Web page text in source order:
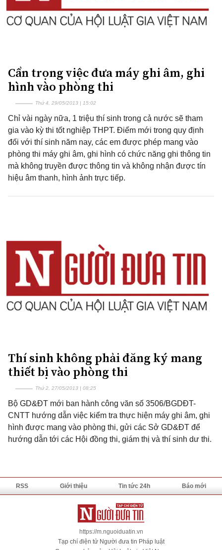
Cẩn trọng việc đưa máy ghi âm, ghi
hình vào phòng thi
Thứ 4, 29/05/2013 | 15:02
Chỉ vài ngày nữa, 1 triệu thí sinh trong cả nước sẽ tham
gia vào kỳ thi tốt nghiệp THPT. Điểm mới trong quy định
đối với thí sinh năm nay, các em được phép mang vào
phòng thi máy ghi âm, ghi hình có chức năng ghi thông tin
mà không truyền được thông tin và không nhận được tín
hiệu âm thanh, hình ảnh trực tiếp.
Thí sinh không phải đăng ký mang
thiết bị vào phòng thi
Thứ 2, 27/05/2013 | 08:25
Bộ GD&ĐT mới ban hành công văn số 3506/BGDĐT-
CNTT hướng dẫn việc kiểm tra thực hiện máy ghi âm, ghi
hình được mang vào phòng thi, gửi các Sở GD&ĐT để
hướng dẫn tới các Hội đồng thi, giám thị và thí sinh dư thi.
RSS Giới thiệu Tin tức 24h Báo mới
https://m.nguoiduatin.vn
Tạp chí điện tử Người đưa tin Pháp luật